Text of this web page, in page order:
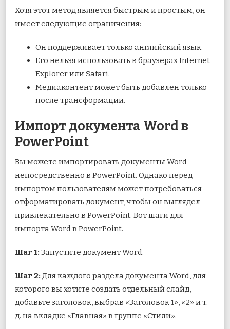
Хотя этот метод является быстрым и простым, он
имеет следующие ограничения:
Он поддерживает только английский язык.
Его нельзя использовать в браузерах Internet
Explorer или Safari.
Медиаконтент может быть добавлен только
после трансформации.
Импорт документа Word в
PowerPoint
Вы можете импортировать документы Word
непосредственно в PowerPoint. Однако перед
импортом пользователям может потребоваться
отформатировать документ, чтобы он выглядел
привлекательно в PowerPoint. Вот шаги для
импорта Word в PowerPoint.
Шаг 1: Запустите документ Word.
Шаг 2: Для каждого раздела документа Word, для
которого вы хотите создать отдельный слайд,
добавьте заголовок, выбрав «Заголовок 1», «2» и т.
д. на вкладке «Главная» в группе «Стили».